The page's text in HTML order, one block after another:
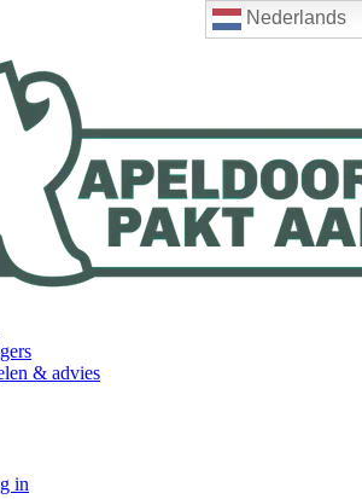
Nederlands
& advies
in